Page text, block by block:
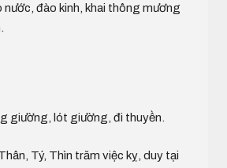
nước, đào kinh, khai thông mương
giường, lót giường, đi thuyền.
Tý, Thìn trăm việc kỵ, duy tại